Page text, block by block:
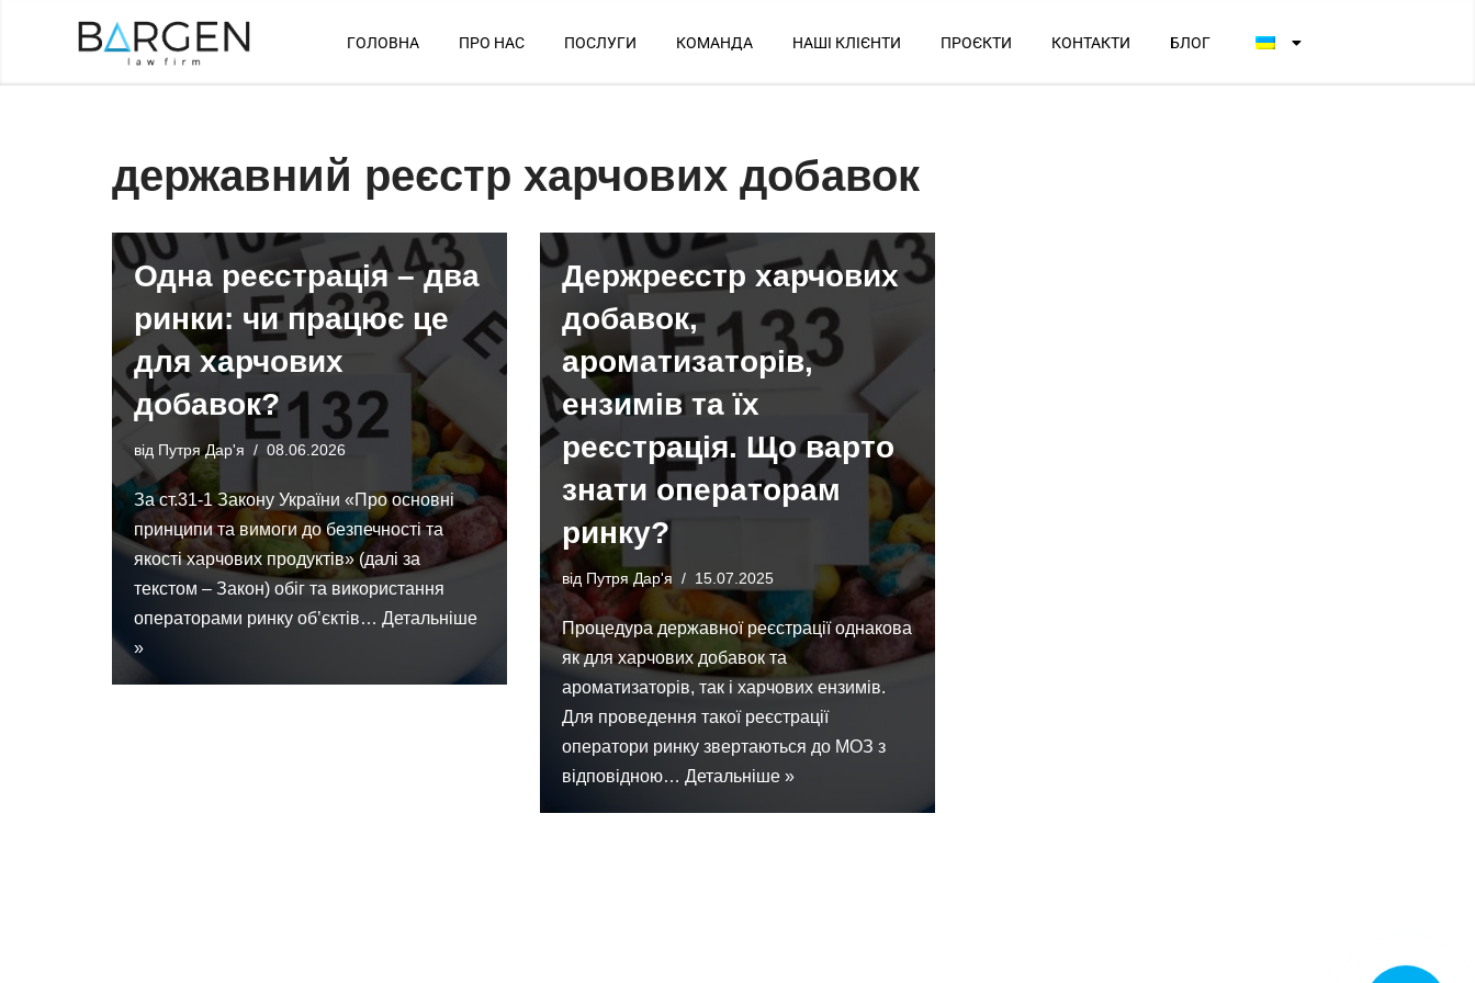
ГОЛОВНА ПРО НАС ПОСЛУГИ КОМАНДА НАШІ КЛІЄНТИ ПРОЄКТИ КОНТАКТИ БЛОГ
державний реєстр харчових добавок
Одна реєстрація – два
ринки: чи працює це
для харчових
добавок?
від Путря Дар'я 08.06.2026
За ст.31-1 Закону України «Про основні
принципи та вимоги до безпечності та
якості харчових продуктів» (далі за
текстом – Закон) обіг та використання
операторами ринку об’єктів… Детальніше
»
Держреєстр харчових
добавок,
ароматизаторів,
ензимів та їх
реєстрація. Що варто
знати операторам
ринку?
від Путря Дар'я 15.07.2025
Процедура державної реєстрації однакова
як для харчових добавок та
ароматизаторів, так і харчових ензимів.
Для проведення такої реєстрації
оператори ринку звертаються до МОЗ з
відповідною… Детальніше »